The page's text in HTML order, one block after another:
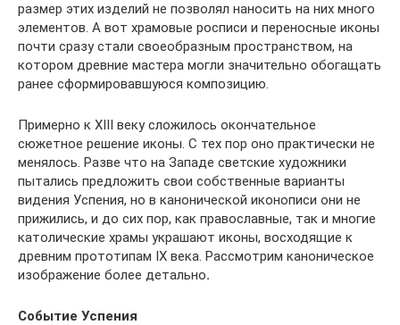
размер этих изделий не позволял наносить на них много
элементов. А вот храмовые росписи и переносные иконы
почти сразу стали своеобразным пространством, на
котором древние мастера могли значительно обогащать
ранее сформировавшуюся композицию.
Примерно к XIII веку сложилось окончательное
сюжетное решение иконы. С тех пор оно практически не
менялось. Разве что на Западе светские художники
пытались предложить свои собственные варианты
видения Успения, но в канонической иконописи они не
прижились, и до сих пор, как православные, так и многие
католические храмы украшают иконы, восходящие к
древним прототипам IX века. Рассмотрим каноническое
изображение более детально.
Событие Успения